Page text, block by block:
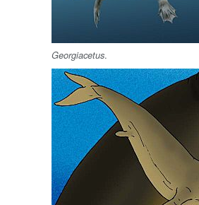
Georgiacetus.